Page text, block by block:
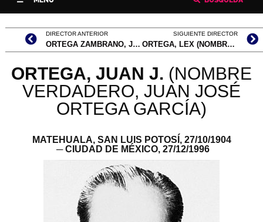
DIRECTOR ANTERIOR
ORTEGA ZAMBRANO, JERZAIN
SIGUIENTE DIRECTOR
ORTEGA, LEX (NOMBRE VERDADERO, ALEJANDRO ORTEGA)
ORTEGA, JUAN J. (NOMBRE
VERDADERO, JUAN JOSÉ
ORTEGA GARCÍA)
MATEHUALA, SAN LUIS POTOSÍ, 27/10/1904
─ CIUDAD DE MÉXICO, 27/12/1996